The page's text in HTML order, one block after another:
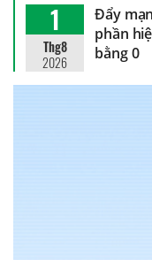
1
Thg8
2026
Đẩy
phần
bằng 0